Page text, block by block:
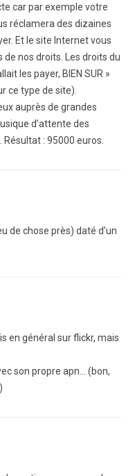
car par exemple votre
réclamera des dizaines
Et le site Internet vous
de nos droits. Les droits du
les payer, BIEN SUR »
ce type de site).
auprès de grandes
d’attente des
: 95000 euros.
de chose près) daté d’un
en général sur flickr, mais
son propre apn… (bon,